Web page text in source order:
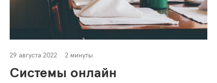
29 августа 2022 2 минуты
Системы онлайн